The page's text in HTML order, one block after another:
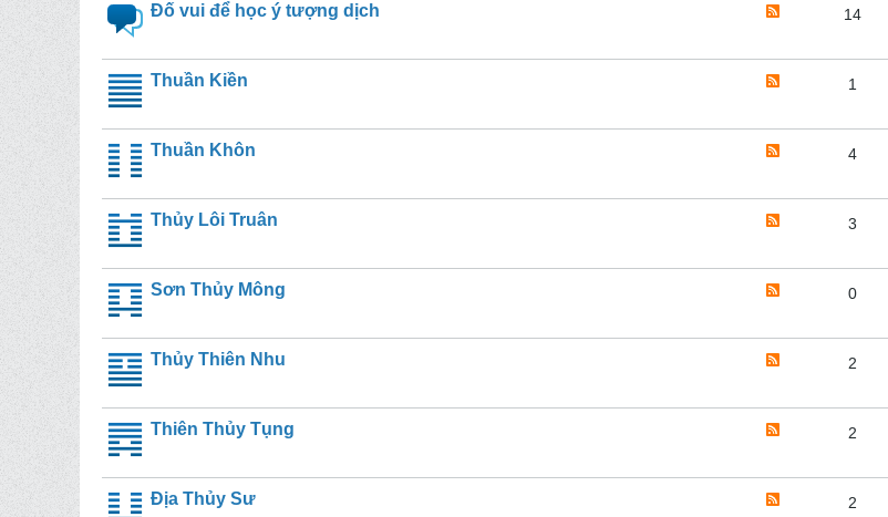
Đố vui để học ý tượng dịch 14
Thuần Kiền 1
Thuần Khôn 4
Thủy Lôi Truân 3
Sơn Thủy Mông 0
Thủy Thiên Nhu 2
Thiên Thủy Tụng 2
Địa Thủy Sư 2